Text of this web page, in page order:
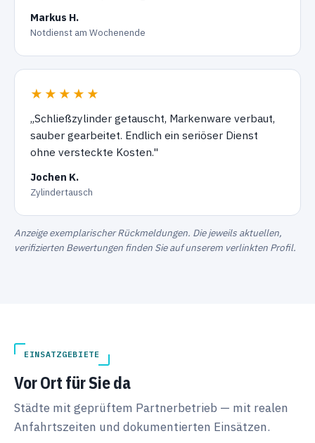
Markus H.
Notdienst am Wochenende
★★★★★
„Schließzylinder getauscht, Markenware verbaut,
sauber gearbeitet. Endlich ein seriöser Dienst
ohne versteckte Kosten."
Jochen K.
Zylindertausch
Anzeige exemplarischer Rückmeldungen. Die jeweils aktuellen,
verifizierten Bewertungen finden Sie auf unserem verlinkten Profil.
EINSATZGEBIETE
Vor Ort für Sie da
Städte mit geprüftem Partnerbetrieb — mit realen
Anfahrtszeiten und dokumentierten Einsätzen.